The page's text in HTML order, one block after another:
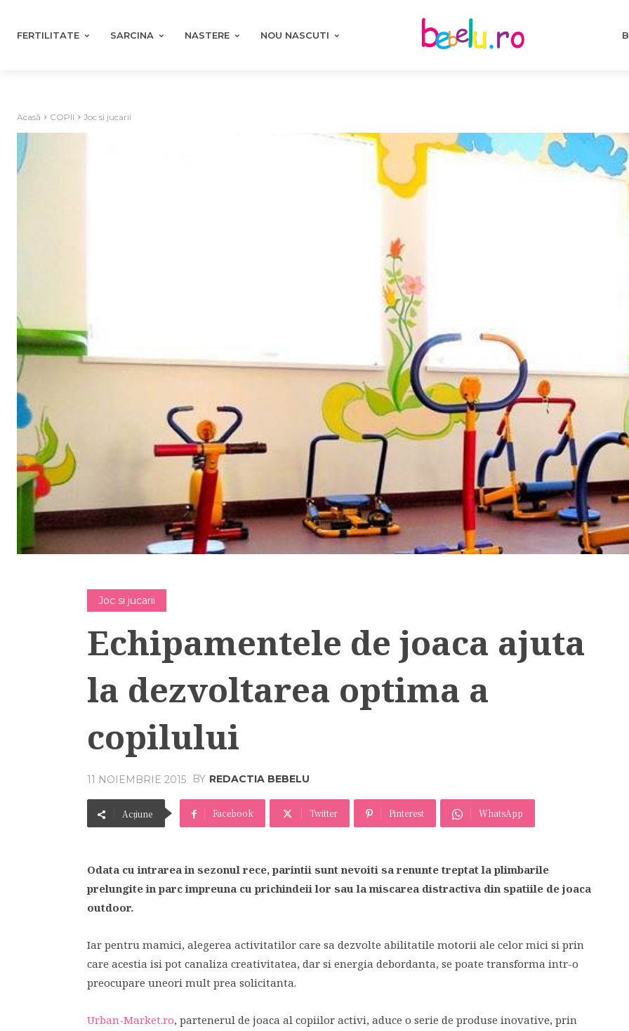
FERTILITATE SARCINA NASTERE NOU NASCUTI
Acasă COPII Joc si jucarii
Joc si jucarii
Echipamentele de joaca ajuta
la dezvoltarea optima a
copilului
11 NOIEMBRIE 2015 BY REDACTIA BEBELU
Acțiune Facebook Twitter Pinterest WhatsApp
Odata cu intrarea in sezonul rece, parintii sunt nevoiti sa renunte treptat la plimbarile
prelungite in parc impreuna cu prichindeii lor sau la miscarea distractiva din spatiile de joaca
outdoor.
Iar pentru mamici, alegerea activitatilor care sa dezvolte abilitatile motorii ale celor mici si prin
care acestia isi pot canaliza creativitatea, dar si energia debordanta, se poate transforma intr-o
preocupare uneori mult prea solicitanta.
Urban-Market.ro, partenerul de joaca al copiilor activi, aduce o serie de produse inovative, prin